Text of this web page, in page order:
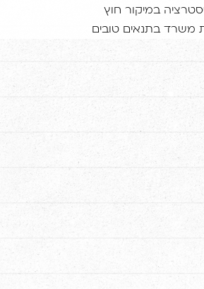
במיקור חוץ
משרד בתנאים טובים